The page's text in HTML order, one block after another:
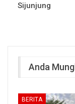
Sijunjung
Anda
BERITA